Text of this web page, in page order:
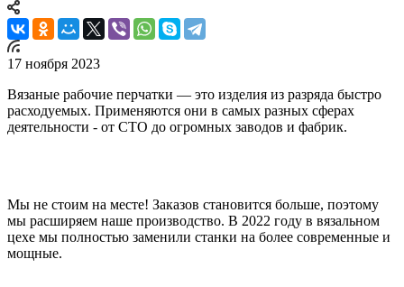
17 ноября 2023
Вязаные рабочие перчатки — это изделия из разряда быстро
расходуемых. Применяются они в самых разных сферах
деятельности - от СТО до огромных заводов и фабрик.
Мы не стоим на месте! Заказов становится больше, поэтому
мы расширяем наше производство. В 2022 году в вязальном
цехе мы полностью заменили станки на более современные и
мощные.